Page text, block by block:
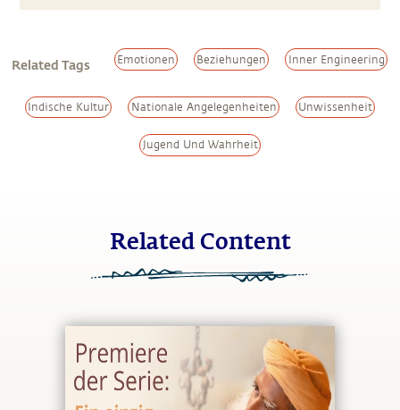
Related Tags Emotionen Beziehungen Inner Engineering
Indische Kultur Nationale Angelegenheiten Unwissenheit
Jugend Und Wahrheit
Related Content